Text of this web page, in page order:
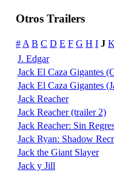
Otros Trailers
# A B C D E F G H I J
J. Edgar
Jack El Caza Gigantes
Jack El Caza Gigantes
Jack Reacher
Jack Reacher (trailer 2)
Jack Reacher: Sin
Jack Ryan: Shadow
Jack the Giant Slayer
Jack y Jill